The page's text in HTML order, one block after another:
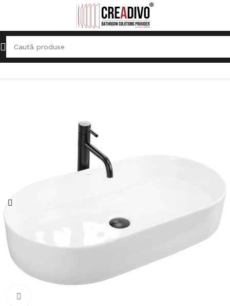
Prima pagină Lavoare Lavoar pe blat